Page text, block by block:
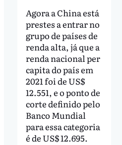
Agora a China está
prestes a entrar no
grupo de países de
renda alta, já que a
renda nacional per
capita do país em
2021 foi de US$
12.551, e o ponto de
corte definido pelo
Banco Mundial
para essa categoria
é de US$ 12.695.